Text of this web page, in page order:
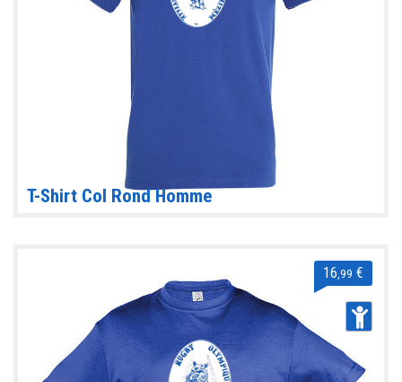
T-Shirt Col Rond Homme
16 ,99 €